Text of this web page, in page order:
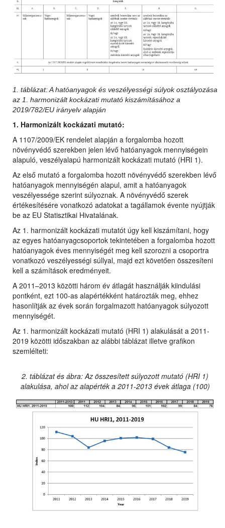
1. táblázat: A hatóanyagok és veszélyességi súlyok osztályozása
az 1. harmonizált kockázati mutató kiszámításához a
2019/782/EU irányelv alapján
1. Harmonizált kockázati mutató:
A 1107/2009/EK rendelet alapján a forgalomba hozott
növényvédő szerekben jelen lévő hatóanyagok mennyiségein
alapuló, veszélyalapú harmonizált kockázati mutató (HRI 1).
Az első mutató a forgalomba hozott növényvédő szerekben lévő
hatóanyagok mennyiségén alapul, amit a hatóanyagok
veszélyessége szerint súlyoznak. A növényvédő szerek
értékesítésére vonatkozó adatokat a tagállamok évente nyújtják
be az EU Statisztikai Hivatalának.
Az 1. harmonizált kockázati mutatót úgy kell kiszámítani, hogy
az egyes hatóanyagcsoportok tekintetében a forgalomba hozott
hatóanyagok éves mennyiségét meg kell szorozni a csoportra
vonatkozó veszélyességi súllyal, majd ezt követően összesíteni
kell a számítások eredményeit.
A 2011–2013 közötti három év átlagát használják kiindulási
pontként, ezt 100-as alapértékként határozták meg, ehhez
hasonlítják az évek során forgalmazott hatóanyagok súlyozott
mennyiségét.
Az 1. harmonizált kockázati mutató (HRI 1) alakulását a 2011-
2019 közötti időszakban az alábbi táblázat illetve grafikon
szemlélteti:
2. táblázat és ábra: Az összesített súlyozott mutató (HRI 1)
alakulása, ahol az alapérték a 2011-2013 évek átlaga (100)